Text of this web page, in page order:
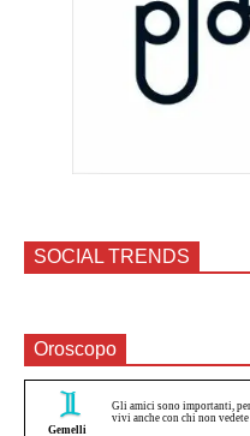
SOCIAL TRENDS
Oroscopo